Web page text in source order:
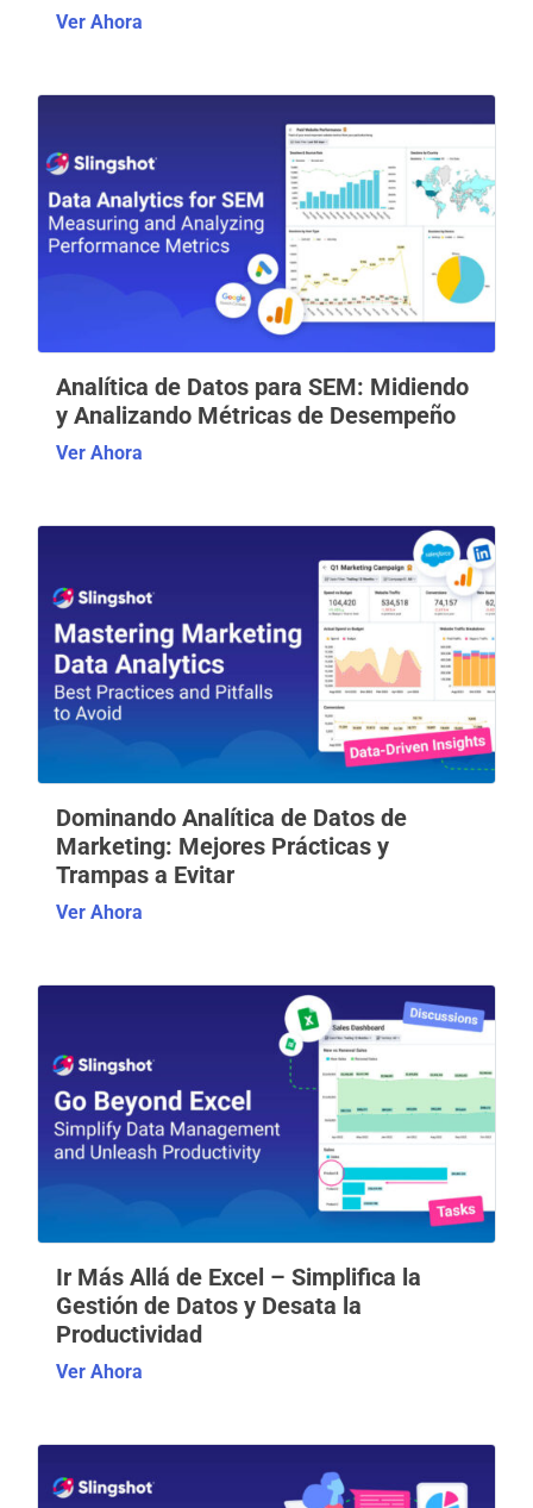
Ver Ahora
Analítica de Datos para SEM: Midiendo
y Analizando Métricas de Desempeño
Ver Ahora
Dominando Analítica de Datos de
Marketing: Mejores Prácticas y
Trampas a Evitar
Ver Ahora
Ir Más Allá de Excel – Simplifica la
Gestión de Datos y Desata la
Productividad
Ver Ahora